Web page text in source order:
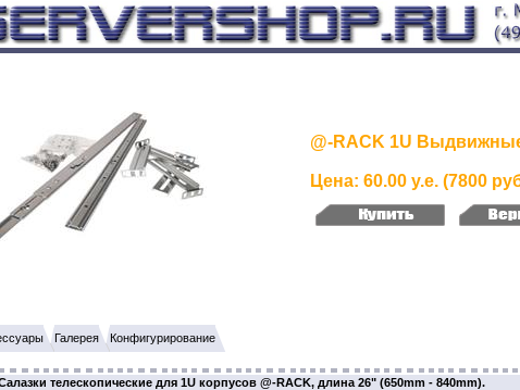
@-RACK 1U
Цена: 60.00 у.е. (7800
Галерея Конфигурирование
телескопические для 1U корпусов @-RACK, длина 26" (650mm - 840mm).